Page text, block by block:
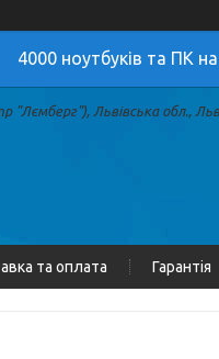
4000 ноутбуків та ПК
"Лємберг"), Львівська обл.,
та оплата Гарантія